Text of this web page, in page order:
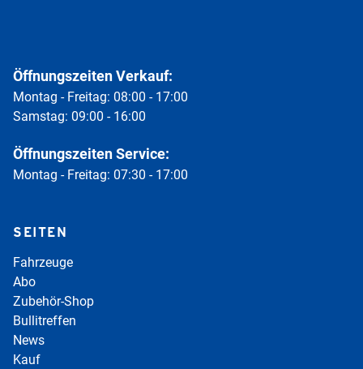
Öffnungszeiten Verkauf:
Montag - Freitag: 08:00 - 17:00
Samstag: 09:00 - 16:00
Öffnungszeiten Service:
Montag - Freitag: 07:30 - 17:00
SEITEN
Fahrzeuge
Abo
Zubehör-Shop
Bullitreffen
News
Kauf